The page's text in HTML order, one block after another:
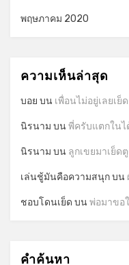
พฤษภาคม 2020
ความเห็นล่าสุด
บอย บน เพื่อนไม่อยู่เลยเย็
นิรนาม บนพี่ครับแตกในไ
นิรนาม บน ลูกเขยมาเย็ด
เล่นชู้มันคือความสนุกบน
ชอบโดนเย็ด บนพ่อมาขอ
คำค้นหา